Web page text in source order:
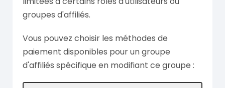
groupes d'affiliés.
Vous pouvez choisir les méthodes de
paiement disponibles pour un groupe
d'affiliés spécifique en modifiant ce groupe :